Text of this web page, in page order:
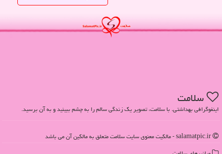
سلامت
اینفوگرافی بهداشتی. با سلامت، تصویر یک زندگی سالم را به چشم ببینید و به آن برسید.